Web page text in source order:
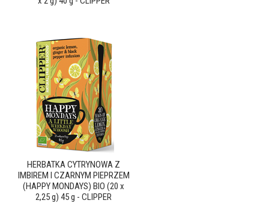
HERBATKA CYTRYNOWA Z
IMBIREM I CZARNYM PIEPRZEM
(HAPPY MONDAYS) BIO (20 x
2,25 g) 45 g - CLIPPER